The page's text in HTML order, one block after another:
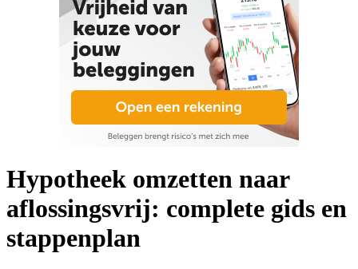
Hypotheek omzetten naar
aflossingsvrij: complete gids en
stappenplan